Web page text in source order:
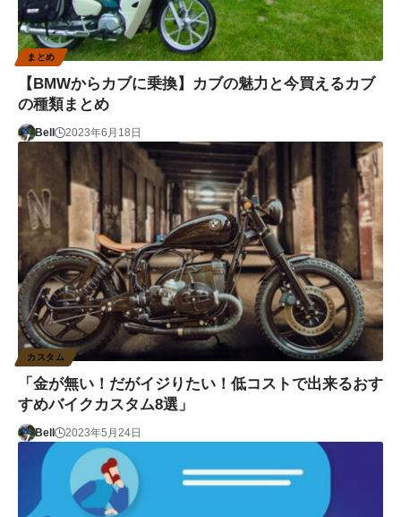
まとめ
【BMWからカブに乗換】カブの魅力と今買えるカブ
の種類まとめ
Bell 2023年6月18日
カスタム
「金が無い！だがイジりたい！低コストで出来るおす
すめバイクカスタム8選」
Bell 2023年5月24日